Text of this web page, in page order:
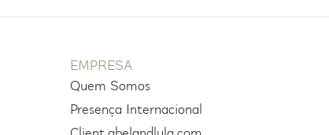
EMPRESA
Quem Somos
Presença Internacional